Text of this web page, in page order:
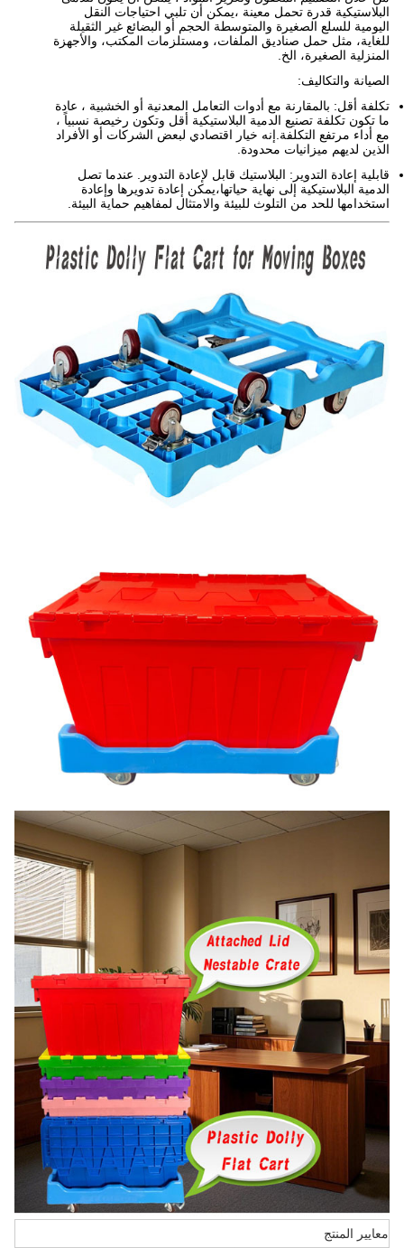
البلاستيكية قدرة تحمل معينة ،يمكن أن تلبي احتياجات النقل
اليومية للسلع الصغيرة والمتوسطة الحجم أو البضائع غير الثقيلة
للغاية، مثل حمل صناديق الملفات، ومستلزمات المكتب، والأجهزة
المنزلية الصغيرة، الخ.
الصيانة والتكاليف:
تكلفة أقل: بالمقارنة مع أدوات التعامل المعدنية أو الخشبية ، عادة
ما تكون تكلفة تصنيع الدمية البلاستيكية أقل وتكون رخيصة نسبياً ،
مع أداء مرتفع التكلفة.إنه خيار اقتصادي لبعض الشركات أو الأفراد
الذين لديهم ميزانيات محدودة.
قابلية إعادة التدوير: البلاستيك قابل لإعادة التدوير. عندما تصل
الدمية البلاستيكية إلى نهاية حياتها،يمكن إعادة تدويرها وإعادة
استخدامها للحد من التلوث للبيئة والامتثال لمفاهيم حماية البيئة.
معايير المنتج